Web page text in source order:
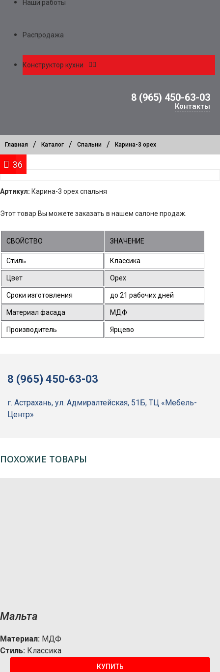
Наши работы
Распродажа
Конструктор кухни
8 (965) 450-63-03
Контакты
Главная / Каталог / Спальни / Карина-3 орех
Артикул: Карина-3 орех спальня
Этот товар Вы можете заказать в нашем салоне продаж.
СВОЙСТВО ЗНАЧЕНИЕ
Стиль Классика
Цвет Орех
Сроки изготовления до 21 рабочих дней
Материал фасада МДФ
Производитель Ярцево
8 (965) 450-63-03
г. Астрахань, ул. Адмиралтейская, 51Б, ТЦ «Мебель-
Центр»
ПОХОЖИЕ ТОВАРЫ
46
Мальта
Материал: МДФ
Стиль: Классика
КУПИТЬ
36